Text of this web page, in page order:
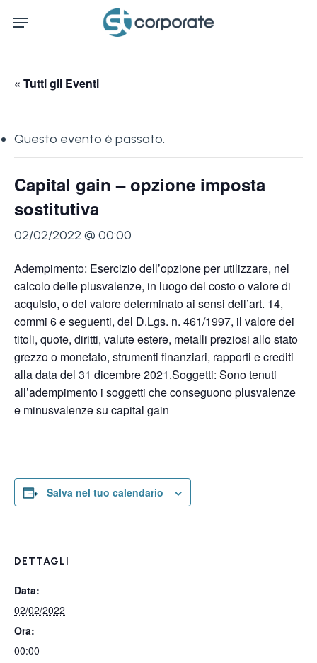
Menu
« Tutti gli Eventi
Questo evento è passato.
Capital gain – opzione imposta
sostitutiva
02/02/2022 @ 00:00
Adempimento: Esercizio dell’opzione per utilizzare, nel
calcolo delle plusvalenze, in luogo del costo o valore di
acquisto, o del valore determinato ai sensi dell’art. 14,
commi 6 e seguenti, del D.Lgs. n. 461/1997, il valore dei
titoli, quote, diritti, valute estere, metalli preziosi allo stato
grezzo o monetato, strumenti finanziari, rapporti e crediti
alla data del 31 dicembre 2021.Soggetti: Sono tenuti
all’adempimento i soggetti che conseguono plusvalenze
e minusvalenze su capital gain
Salva nel tuo calendario
DETTAGLI
Data:
02/02/2022
Ora:
00:00